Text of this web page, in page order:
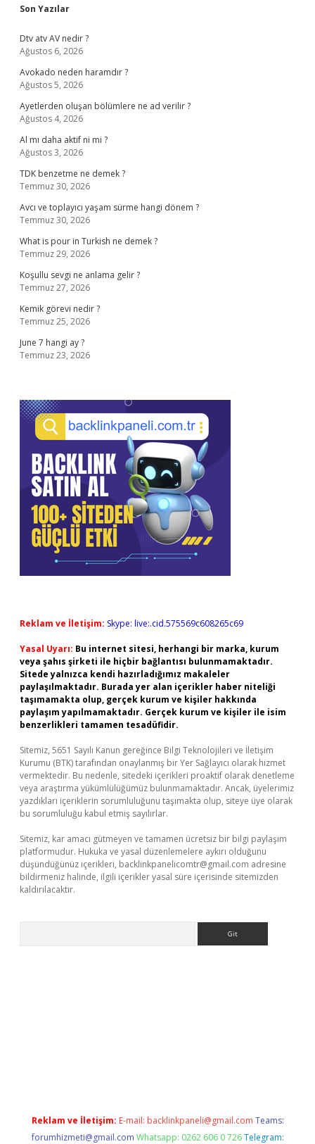
Sidebar
Son Yazılar
Dtv atv AV nedir ?
Ağustos 6, 2026
Avokado neden haramdır ?
Ağustos 5, 2026
Ayetlerden oluşan bölümlere ne ad verilir ?
Ağustos 4, 2026
Al mı daha aktif ni mi ?
Ağustos 3, 2026
TDK benzetme ne demek ?
Temmuz 30, 2026
Avcı ve toplayıcı yaşam sürme hangi dönem ?
Temmuz 30, 2026
What is pour in Turkish ne demek ?
Temmuz 29, 2026
Koşullu sevgi ne anlama gelir ?
Temmuz 27, 2026
Kemik görevi nedir ?
Temmuz 25, 2026
June 7 hangi ay ?
Temmuz 23, 2026
Reklam ve İletişim: Skype: live:.cid.575569c608265c69
Yasal Uyarı: Bu internet sitesi, herhangi bir marka, kurum
veya şahıs şirketi ile hiçbir bağlantısı bulunmamaktadır.
Sitede yalnızca kendi hazırladığımız makaleler
paylaşılmaktadır. Burada yer alan içerikler haber niteliği
taşımamakta olup, gerçek kurum ve kişiler hakkında
paylaşım yapılmamaktadır. Gerçek kurum ve kişiler ile isim
benzerlikleri tamamen tesadüfidir.
Sitemiz, 5651 Sayılı Kanun gereğince Bilgi Teknolojileri ve İletişim
Kurumu (BTK) tarafından onaylanmış bir Yer Sağlayıcı olarak hizmet
vermektedir. Bu nedenle, sitedeki içerikleri proaktif olarak denetleme
veya araştırma yükümlülüğümüz bulunmamaktadır. Ancak, üyelerimiz
yazdıkları içeriklerin sorumluluğunu taşımakta olup, siteye üye olarak
bu sorumluluğu kabul etmiş sayılırlar.
Sitemiz, kar amacı gütmeyen ve tamamen ücretsiz bir bilgi paylaşım
platformudur. Hukuka ve yasal düzenlemelere aykırı olduğunu
düşündüğünüz içerikleri, backlinkpanelicomtr@gmail.com adresine
bildirmeniz halinde, ilgili içerikler yasal süre içerisinde sitemizden
kaldırılacaktır.
Reklam ve İletişim: E-mail: backlinkpaneli@gmail.com Teams:
forumhizmeti@gmail.com Whatsapp: 0262 606 0 726 Telegram: